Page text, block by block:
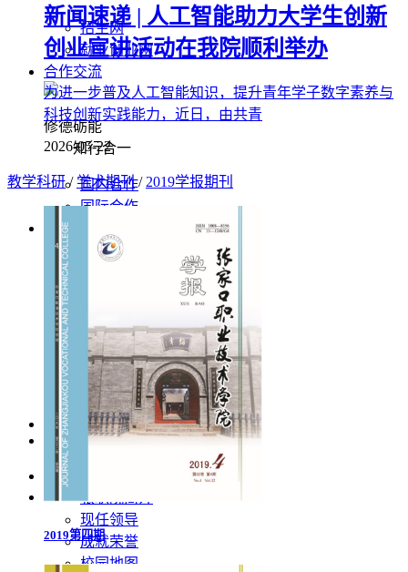
招生网
就业创业网
合作交流
修德砺能
知行合一
国内合作
国际合作
校园生活
修德砺能
社团活动
讲座演出
生活指南
校园风景
EN
学校概况
张职院简介
现任领导
成就荣誉
校园地图
新闻速递 | 人工智能助力大学生创新
创业宣讲活动在我院顺利举办
为进一步普及人工智能知识，提升青年学子数字素养与
科技创新实践能力，近日，由共青
2026-05-22
教学科研/ 2019学报期刊